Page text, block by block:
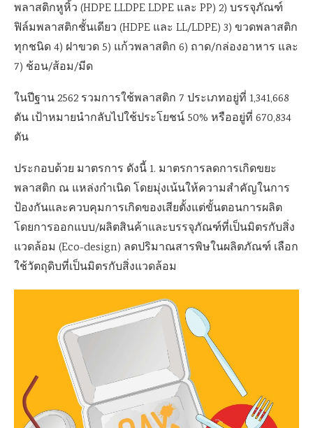
พลาสติกหูหิ้ว (HDPE LLDPE LDPE และ PP) 2) บรรจุภัณฑ์
ฟิล์มพลาสติกชั้นเดียว (HDPE และ LL/LDPE) 3) ขวดพลาสติก
ทุกชนิด 4) ฝาขวด 5) แก้วพลาสติก 6) ถาด/กล่องอาหาร และ
7) ช้อน/ส้อม/มีด
ในปีฐาน 2562 รวมการใช้พลาสติก 7 ประเภทอยู่ที่ 1,341,668
ตัน เป้าหมายนำกลับไปใช้ประโยชน์ 50% หรืออยู่ที่ 670,834
ตัน
ประกอบด้วย มาตรการ ดังนี้ 1. มาตรการลดการเกิดขยะ
พลาสติก ณ แหล่งกำเนิด โดยมุ่งเน้นให้ความสำคัญในการ
ป้องกันและควบคุมการเกิดของเสียตั้งแต่ขั้นตอนการผลิต
โดยการออกแบบ/ผลิตสินค้าและบรรจุภัณฑ์ที่เป็นมิตรกับสิ่ง
แวดล้อม (Eco-design) ลดปริมาณสารพิษในผลิตภัณฑ์ เลือก
ใช้วัตถุดิบที่เป็นมิตรกับสิ่งแวดล้อม